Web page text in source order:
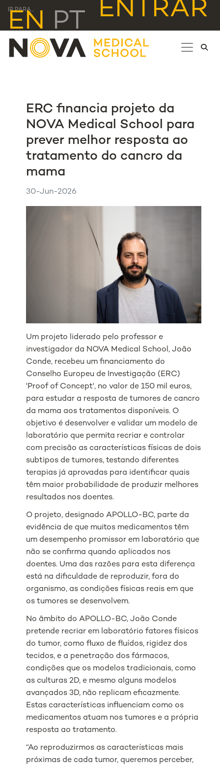
IR PARA... ENTRAR
EN PT
ERC financia projeto da
NOVA Medical School para
prever melhor resposta ao
tratamento do cancro da
mama
30-Jun-2026
Um projeto liderado pelo professor e
investigador da NOVA Medical School, João
Conde, recebeu um financiamento do
Conselho Europeu de Investigação (ERC)
'Proof of Concept', no valor de 150 mil euros,
para estudar a resposta de tumores de cancro
da mama aos tratamentos disponíveis. O
objetivo é desenvolver e validar um modelo de
laboratório que permita recriar e controlar
com precisão as características físicas de dois
subtipos de tumores, testando diferentes
terapias já aprovadas para identificar quais
têm maior probabilidade de produzir melhores
resultados nos doentes.
O projeto, designado APOLLO-BC, parte da
evidência de que muitos medicamentos têm
um desempenho promissor em laboratório que
não se confirma quando aplicados nos
doentes. Uma das razões para esta diferença
está na dificuldade de reproduzir, fora do
organismo, as condições físicas reais em que
os tumores se desenvolvem.
No âmbito do APOLLO-BC, João Conde
pretende recriar em laboratório fatores físicos
do tumor, como fluxo de fluídos, rigidez dos
tecidos, e a penetração dos fármacos,
condições que os modelos tradicionais, como
as culturas 2D, e mesmo alguns modelos
avançados 3D, não replicam eficazmente.
Estas características influenciam como os
medicamentos atuam nos tumores e a própria
resposta ao tratamento.
“Ao reproduzirmos as características mais
próximas de cada tumor, queremos perceber,